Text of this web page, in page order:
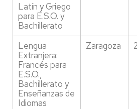
Latín y Griego
para E.S.O. y
Bachillerato
Lengua
Extranjera:
Francés para
E.S.O.,
Bachillerato y
Enseñanzas de
Idiomas
Zaragoza